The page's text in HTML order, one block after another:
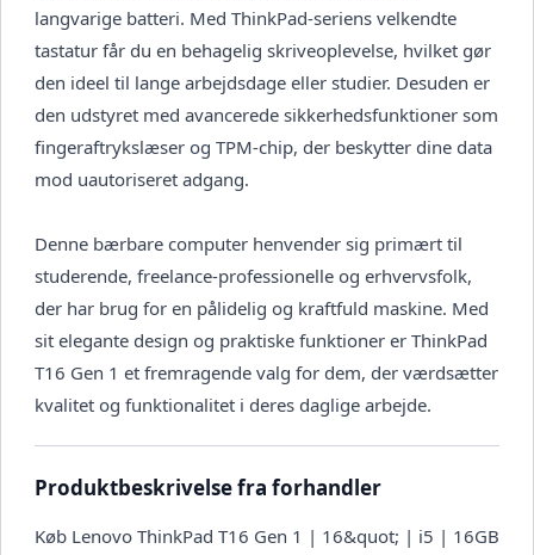
langvarige batteri. Med ThinkPad-seriens velkendte
tastatur får du en behagelig skriveoplevelse, hvilket gør
den ideel til lange arbejdsdage eller studier. Desuden er
den udstyret med avancerede sikkerhedsfunktioner som
fingeraftrykslæser og TPM-chip, der beskytter dine data
mod uautoriseret adgang.
Denne bærbare computer henvender sig primært til
studerende, freelance-professionelle og erhvervsfolk,
der har brug for en pålidelig og kraftfuld maskine. Med
sit elegante design og praktiske funktioner er ThinkPad
T16 Gen 1 et fremragende valg for dem, der værdsætter
kvalitet og funktionalitet i deres daglige arbejde.
Produktbeskrivelse fra forhandler
Køb Lenovo ThinkPad T16 Gen 1 | 16&quot; | i5 | 16GB